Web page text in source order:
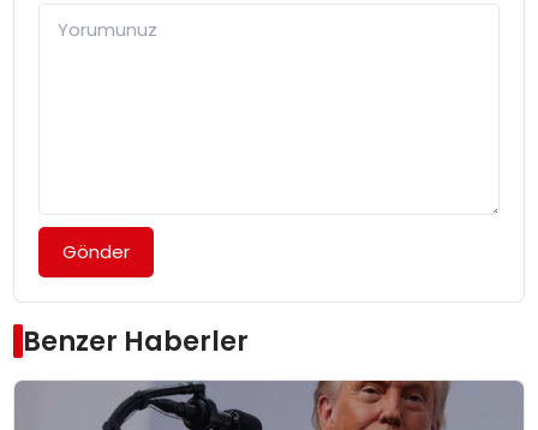
Gönder
Benzer Haberler